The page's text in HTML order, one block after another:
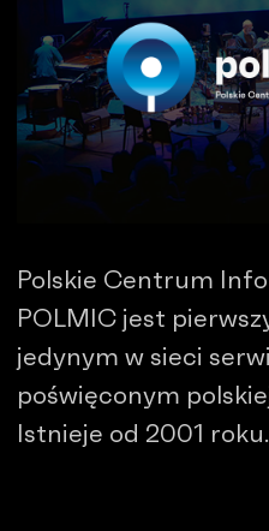
Polskie Centrum
POLMIC jest
jedynym w sieci
poświęconym
Istnieje od 2001 roku.